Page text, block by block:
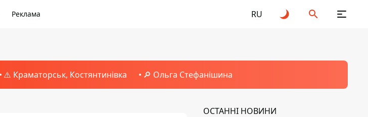
Реклама RU
⚠️ Краматорськ, Костянтинівка 🔎 Ольга Стефанішина
ОСТАННІ НОВИНИ